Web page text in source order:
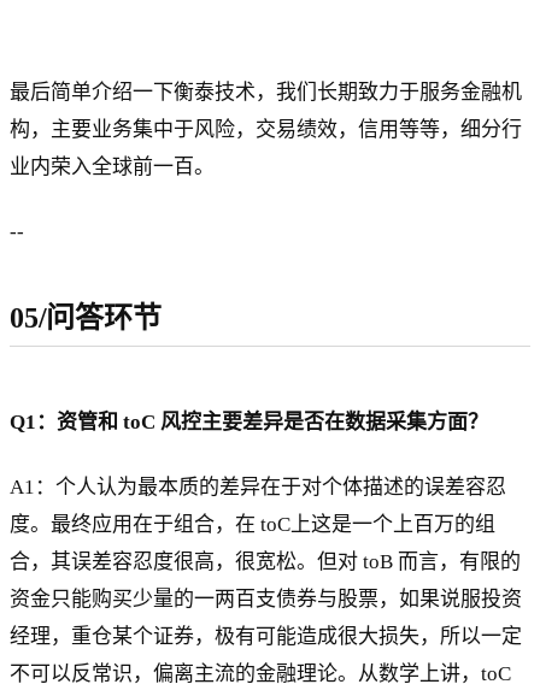
最后简单介绍一下衡泰技术，我们长期致力于服务金融机
构，主要业务集中于风险，交易绩效，信用等等，细分行
业内荣入全球前一百。
--
05/问答环节
Q1：资管和 toC 风控主要差异是否在数据采集方面？
A1：个人认为最本质的差异在于对个体描述的误差容忍
度。最终应用在于组合，在 toC上这是一个上百万的组
合，其误差容忍度很高，很宽松。但对 toB 而言，有限的
资金只能购买少量的一两百支债券与股票，如果说服投资
经理，重仓某个证券，极有可能造成很大损失，所以一定
不可以反常识，偏离主流的金融理论。从数学上讲，toC